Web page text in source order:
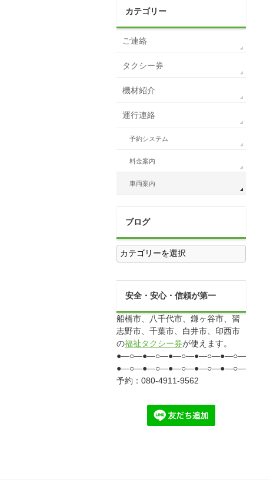
カテゴリー
ご連絡
タクシー券
機材紹介
運行連絡
予約システム
料金案内
車両案内
ブログ
ブ
ロ
安全・安心・信頼が第一
船橋市、八千代市、鎌ヶ谷市、習
志野市、千葉市、白井市、印西市
の福祉タクシー券が使えます。
予約：080-4911-9562